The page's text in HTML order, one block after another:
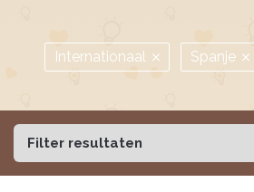
Internationaal Spanje
Filter resultaten